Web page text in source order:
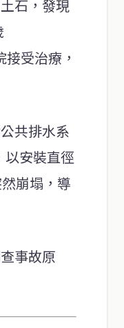
石，發現
受治療，
共排水系
安裝直徑
崩塌，導
事故原